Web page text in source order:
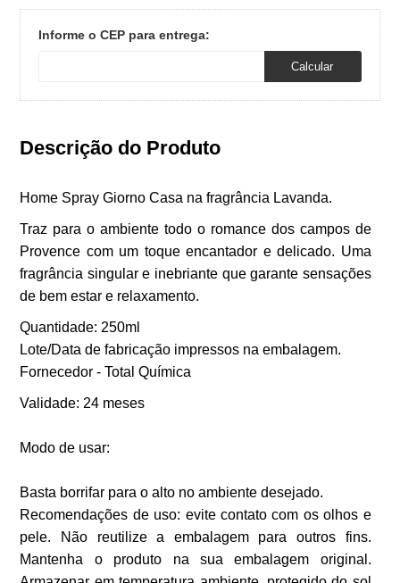
Informe o CEP para entrega:
Calcular
Descrição do Produto
Home Spray Giorno Casa na fragrância Lavanda.
Traz para o ambiente todo o romance dos campos de
Provence com um toque encantador e delicado. Uma
fragrância singular e inebriante que garante sensações
de bem estar e relaxamento.
Quantidade: 250ml
Lote/Data de fabricação impressos na embalagem.
Fornecedor - Total Química
Validade: 24 meses
Modo de usar:
Basta borrifar para o alto no ambiente desejado.
Recomendações de uso: evite contato com os olhos e
pele. Não reutilize a embalagem para outros fins.
Mantenha o produto na sua embalagem original.